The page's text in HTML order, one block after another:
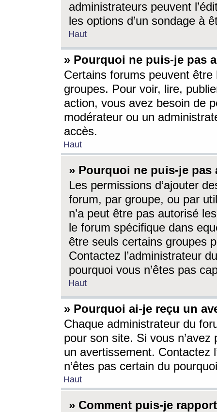
administrateurs peuvent
les options d’un sondage à
Haut
» Pourquoi ne puis-je pas
Certains forums peuvent être
groupes. Pour voir, lire,
action, vous avez besoin de
modérateur ou un
accès.
Haut
» Pourquoi ne puis-je
Les permissions d’ajouter
forum, par groupe, ou par
n’a peut être pas autorisé
le forum spécifique dans
être seuls certains groupes
Contactez l’administrateur
pourquoi vous n’êtes pas
Haut
» Pourquoi ai-je reçu un
Chaque administrateur du
pour son site. Si vous
un avertissement. Contactez
n’êtes pas certain du
Haut
» Comment puis-je